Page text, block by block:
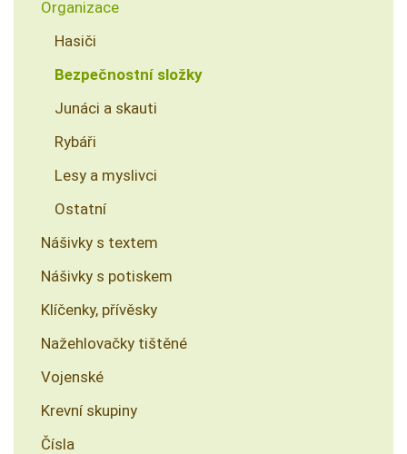
Organizace
Hasiči
Bezpečnostní složky
Junáci a skauti
Rybáři
Lesy a myslivci
Ostatní
Nášivky s textem
Nášivky s potiskem
Klíčenky, přívěsky
Nažehlovačky tištěné
Vojenské
Krevní skupiny
Čísla